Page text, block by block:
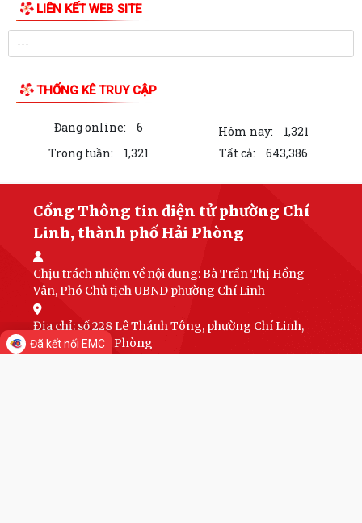
LIÊN KẾT WEB SITE
THỐNG KÊ TRUY CẬP
Đang online: 6 Hôm nay:
1,321
Trong tuần:
1,321 Tất cả: 643,386
Cổng Thông tin điện tử phường Chí
Linh, thành phố Hải Phòng
Chịu trách nhiệm về nội dung:Bà Trần Thị Hồng
Vân, Phó Chủ tịch UBND phường Chí Linh
Địa chỉ: số 228 Lê Thánh Tông, phường Chí Linh,
thành phố Hải Phòng
Đã kết nối EMC